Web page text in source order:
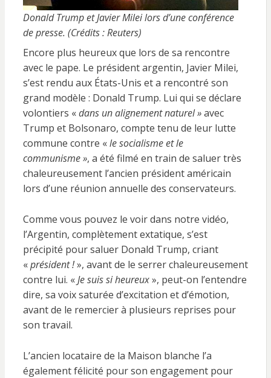
Donald Trump et Javier Milei lors d’une conférence
de presse. (Crédits : Reuters)
Encore plus heureux que lors de sa rencontre
avec le pape. Le président argentin, Javier Milei,
s’est rendu aux États-Unis et a rencontré son
grand modèle : Donald Trump. Lui qui se déclare
volontiers «dans un alignement naturel »avec
Trump et Bolsonaro, compte tenu de leur lutte
commune contre «le socialisme et le
communisme », a été filmé en train de saluer très
chaleureusement l’ancien président américain
lors d’une réunion annuelle des conservateurs.
Comme vous pouvez le voir dans notre vidéo,
l’Argentin, complètement extatique, s’est
précipité pour saluer Donald Trump, criant
«président !», avant de le serrer chaleureusement
contre lui. «Je suis si heureux», peut-on l’entendre
dire, sa voix saturée d’excitation et d’émotion,
avant de le remercier à plusieurs reprises pour
son travail.
L’ancien locataire de la Maison blanche l’a
également félicité pour son engagement pour